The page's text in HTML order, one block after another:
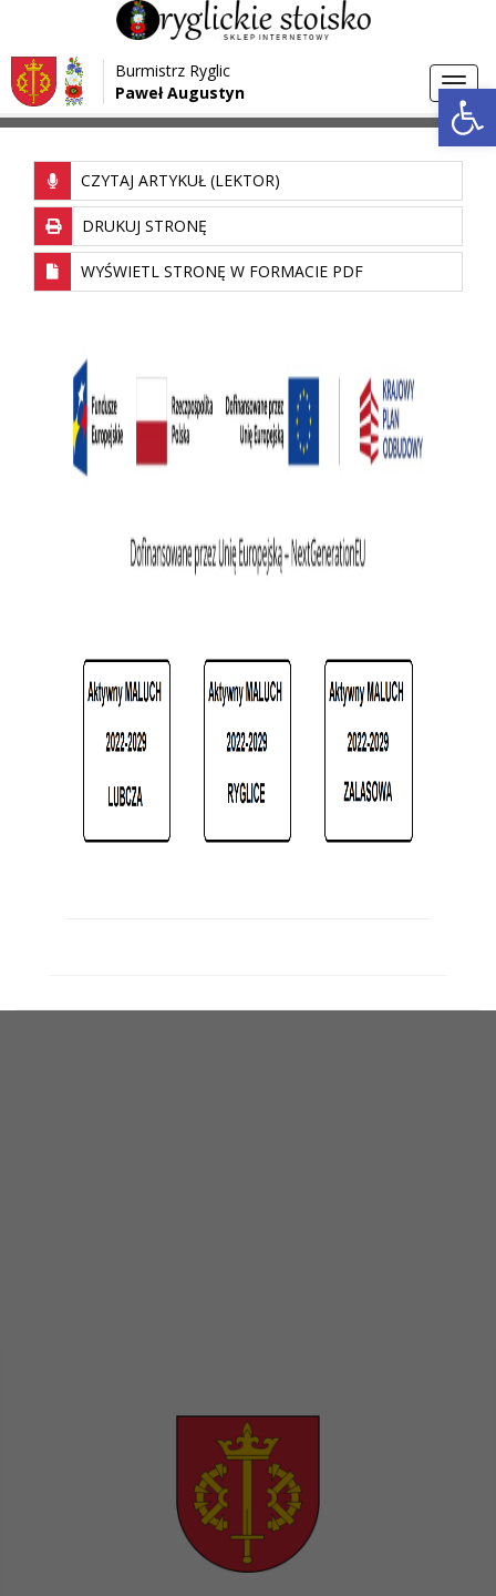
Przejdź do menu
Przejdź do głównej treści strony
Przejdź do stopki strony
Burmistrz Ryglic
Paweł Augustyn
Strona główna > MALUCH+
CZYTAJ ARTYKUŁ (LEKTOR)
DRUKUJ STRONĘ
WYŚWIETL STRONĘ W FORMACIE PDF